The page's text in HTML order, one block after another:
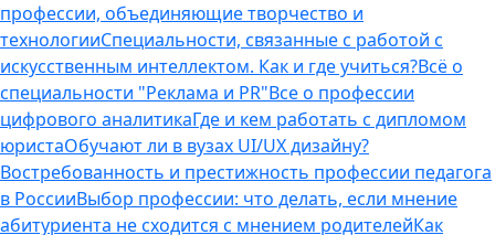
профессии, объединяющие творчество и
технологииСпециальности, связанные с работой с
искусственным интеллектом. Как и где учиться?Всё о
специальности "Реклама и PR"Все о профессии
цифрового аналитикаГде и кем работать с дипломом
юристаОбучают ли в вузах UI/UX дизайну?
Востребованность и престижность профессии педагога
в РоссииВыбор профессии: что делать, если мнение
абитуриента не сходится с мнением родителейКак